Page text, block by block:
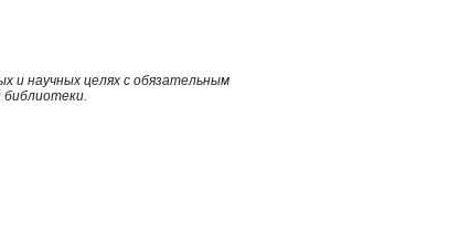
и научных целях с обязательным
библиотеки.